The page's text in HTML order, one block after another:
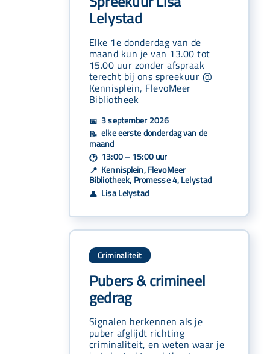
Lelystad
Elke 1e donderdag van de
maand kun je van 13.00 tot
15.00 uur zonder afspraak
terecht bij ons spreekuur @
Kennisplein, FlevoMeer
Bibliotheek
📅 3 september 2026
📝 elke eerste donderdag van de
maand
🕐 13:00 – 15:00 uur
📍 Kennisplein, FlevoMeer
Bibliotheek, Promesse 4, Lelystad
👤 Lisa Lelystad
Criminaliteit
Pubers & crimineel
gedrag
Signalen herkennen als je
puber afglijdt richting
criminaliteit, en weten waar je